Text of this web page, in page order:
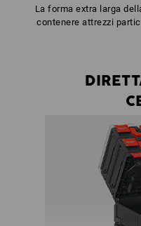
La forma extra larga
contenere attrezzi